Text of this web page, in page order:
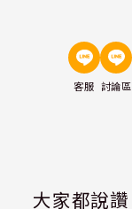
客服 討論區
大家都說讚